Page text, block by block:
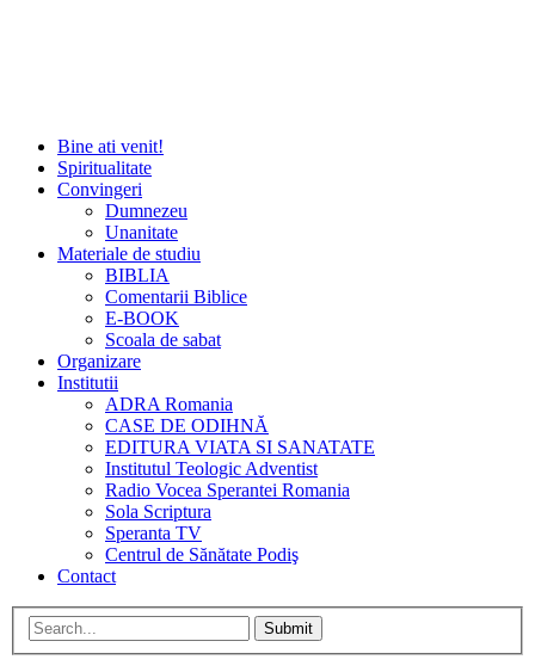
Bine ati venit!
Spiritualitate
Convingeri
Dumnezeu
Unanitate
Materiale de studiu
BIBLIA
Comentarii Biblice
E-BOOK
Scoala de sabat
Organizare
Institutii
ADRA Romania
CASE DE ODIHNĂ
EDITURA VIATA SI SANATATE
Institutul Teologic Adventist
Radio Vocea Sperantei Romania
Sola Scriptura
Speranta TV
Centrul de Sănătate Podiş
Contact
Submit